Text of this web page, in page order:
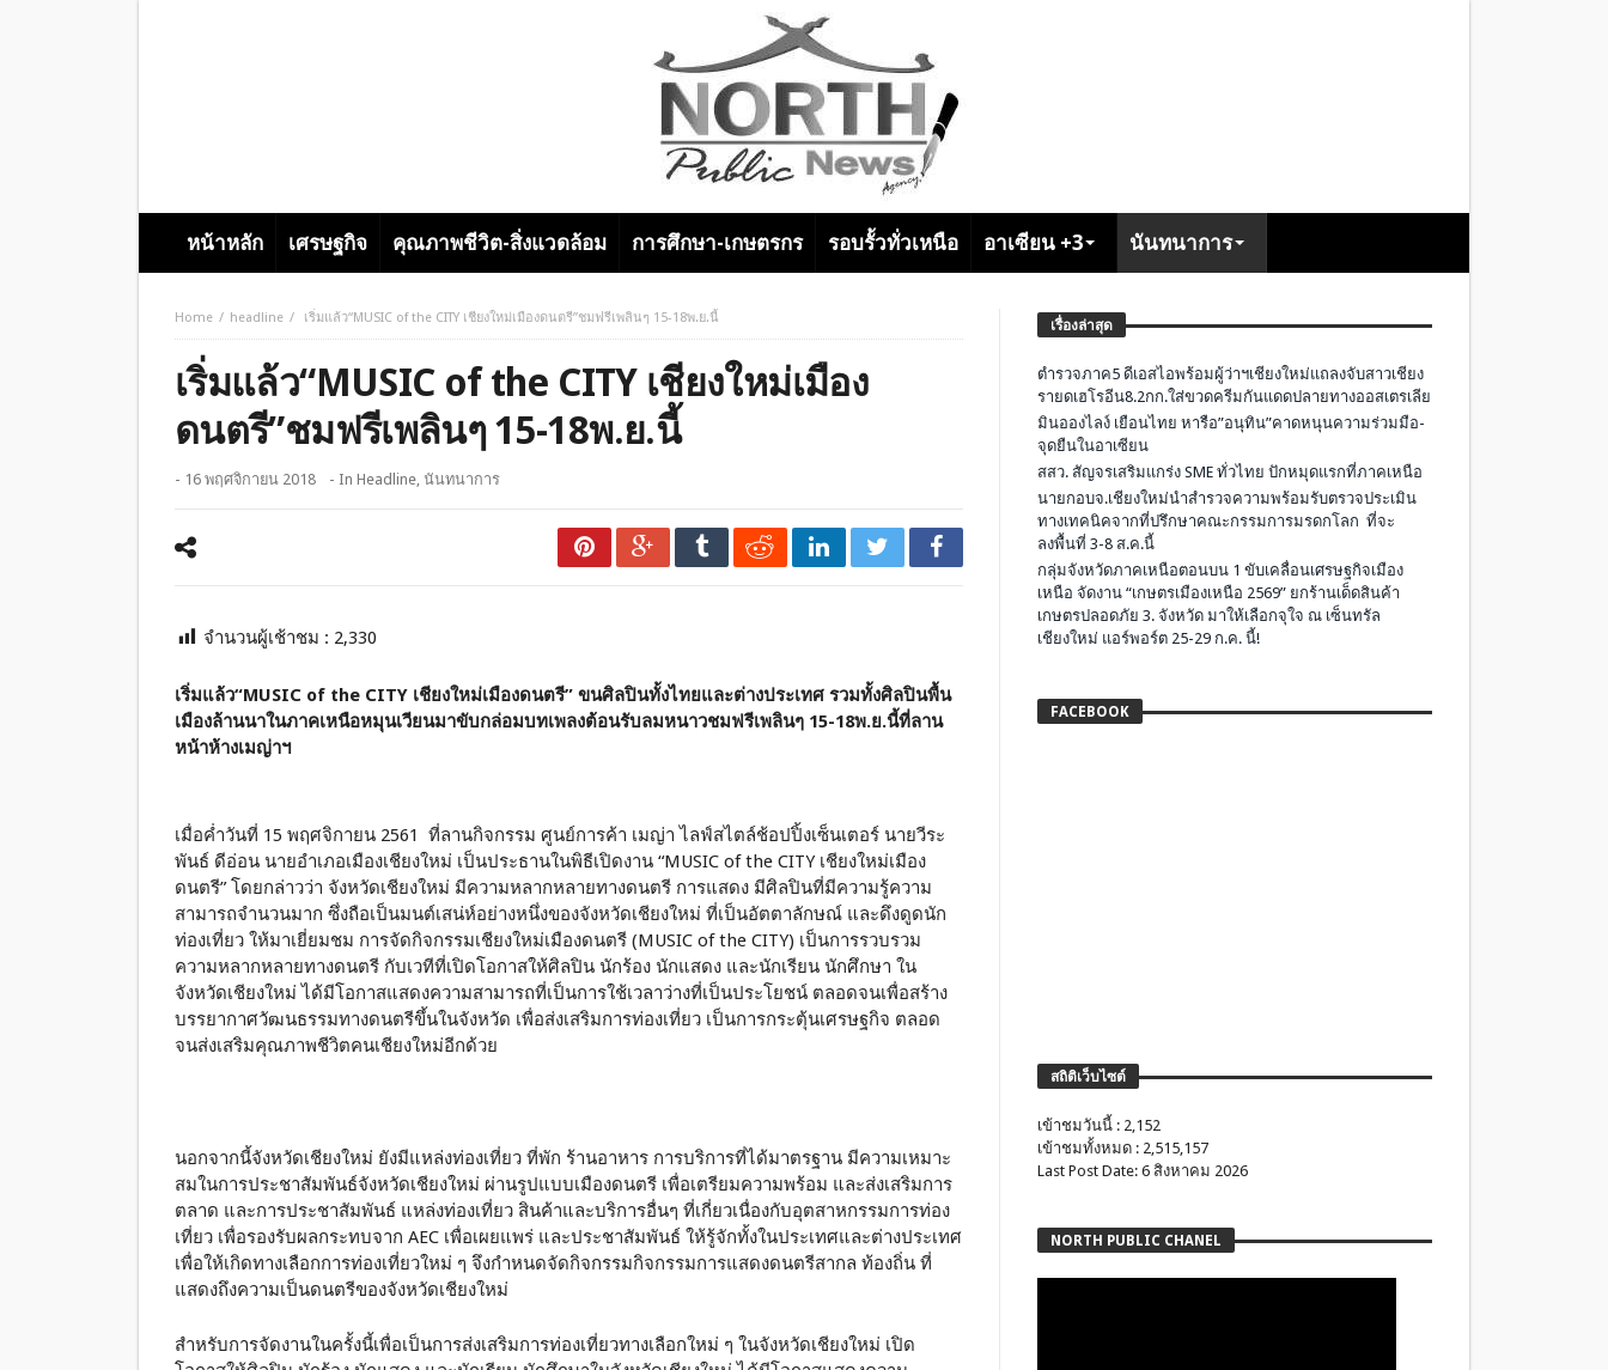
หน้าหลัก เศรษฐกิจ คุณภาพชีวิต-สิ่งแวดล้อม การศึกษา-เกษตรกร รอบรั้วทั่วเหนือ อาเซียน +3 นันทนาการ
Home headline เริ่มแล้ว“MUSIC of the CITY เชียงใหม่เมืองดนตรี”ชมฟรีเพลินๆ 15-18พ.ย.นี้
เริ่มแล้ว“MUSIC of the CITY เชียงใหม่เมือง
ดนตรี”ชมฟรีเพลินๆ 15-18พ.ย.นี้
- 16 พฤศจิกายน 2018 - In Headline, นันทนาการ
จำนวนผู้เช้าชม : 2,330
เริ่มแล้ว“MUSIC of the CITY เชียงใหม่เมืองดนตรี” ขนศิลปินทั้งไทยและต่างประเทศ รวมทั้งศิลปินพื้น
เมืองล้านนาในภาคเหนือหมุนเวียนมาขับกล่อมบทเพลงต้อนรับลมหนาวชมฟรีเพลินๆ 15-18พ.ย.นี้ที่ลาน
หน้าห้างเมญ่าฯ
เมื่อค่ำวันที่ 15 พฤศจิกายน 2561 ที่ลานกิจกรรม ศูนย์การค้า เมญ่า ไลฟ์สไตล์ช้อปปิ้งเซ็นเตอร์ นายวีระ
พันธ์ ดีอ่อน นายอำเภอเมืองเชียงใหม่ เป็นประธานในพิธีเปิดงาน “MUSIC of the CITY เชียงใหม่เมือง
ดนตรี” โดยกล่าวว่า จังหวัดเชียงใหม่ มีความหลากหลายทางดนตรี การแสดง มีศิลปินที่มีความรู้ความ
สามารถจำนวนมาก ซึ่งถือเป็นมนต์เสน่ห์อย่างหนึ่งของจังหวัดเชียงใหม่ ที่เป็นอัตตาลักษณ์ และดึงดูดนัก
ท่องเที่ยว ให้มาเยี่ยมชม การจัดกิจกรรมเชียงใหม่เมืองดนตรี (MUSIC of the CITY) เป็นการรวบรวม
ความหลากหลายทางดนตรี กับเวทีที่เปิดโอกาสให้ศิลปิน นักร้อง นักแสดง และนักเรียน นักศึกษา ใน
จังหวัดเชียงใหม่ ได้มีโอกาสแสดงความสามารถที่เป็นการใช้เวลาว่างที่เป็นประโยชน์ ตลอดจนเพื่อสร้าง
บรรยากาศวัฒนธรรมทางดนตรีขึ้นในจังหวัด เพื่อส่งเสริมการท่องเที่ยว เป็นการกระตุ้นเศรษฐกิจ ตลอด
จนส่งเสริมคุณภาพชีวิตคนเชียงใหม่อีกด้วย
นอกจากนี้จังหวัดเชียงใหม่ ยังมีแหล่งท่องเที่ยว ที่พัก ร้านอาหาร การบริการที่ได้มาตรฐาน มีความเหมาะ
สมในการประชาสัมพันธ์จังหวัดเชียงใหม่ ผ่านรูปแบบเมืองดนตรี เพื่อเตรียมความพร้อม และส่งเสริมการ
ตลาด และการประชาสัมพันธ์ แหล่งท่องเที่ยว สินค้าและบริการอื่นๆ ที่เกี่ยวเนื่องกับอุตสาหกรรมการท่อง
เที่ยว เพื่อรองรับผลกระทบจาก AEC เพื่อเผยแพร่ และประชาสัมพันธ์ ให้รู้จักทั้งในประเทศและต่างประเทศ
เพื่อให้เกิดทางเลือกการท่องเที่ยวใหม่ ๆ จึงกำหนดจัดกิจกรรมกิจกรรมการแสดงดนตรีสากล ท้องถิ่น ที่
แสดงถึงความเป็นดนตรีของจังหวัดเชียงใหม่
สำหรับการจัดงานในครั้งนี้เพื่อเป็นการส่งเสริมการท่องเที่ยวทางเลือกใหม่ ๆ ในจังหวัดเชียงใหม่ เปิด
เรื่องล่าสุด
ตำรวจภาค5 ดีเอสไอพร้อมผู้ว่าฯเชียงใหม่แถลงจับสาวเชียง
รายดเฮโรอีน8.2กก.ใส่ขวดครีมกันแดดปลายทางออสเตรเลีย
มินอองไลง์ เยือนไทย หารือ”อนุทิน”คาดหนุนความร่วมมือ-
จุดยืนในอาเซียน
สสว. สัญจรเสริมแกร่ง SME ทั่วไทย ปักหมุดแรกที่ภาคเหนือ
นายกอบจ.เชียงใหม่นำสำรวจความพร้อมรับตรวจประเมิน
ทางเทคนิคจากที่ปรึกษาคณะกรรมการมรดกโลก ที่จะ
ลงพื้นที่ 3-8 ส.ค.นี้
กลุ่มจังหวัดภาคเหนือตอนบน 1 ขับเคลื่อนเศรษฐกิจเมือง
เหนือ จัดงาน “เกษตรเมืองเหนือ 2569” ยกร้านเด็ดสินค้า
เกษตรปลอดภัย 3. จังหวัด มาให้เลือกจุใจ ณ เซ็นทรัล
เชียงใหม่ แอร์พอร์ต 25-29 ก.ค. นี้!
FACEBOOK
สถิติเว็บไซต์
เข้าชมวันนี้ : 2,152
เข้าชมทั้งหมด : 2,515,157
Last Post Date: 6 สิงหาคม 2026
NORTH PUBLIC CHANEL